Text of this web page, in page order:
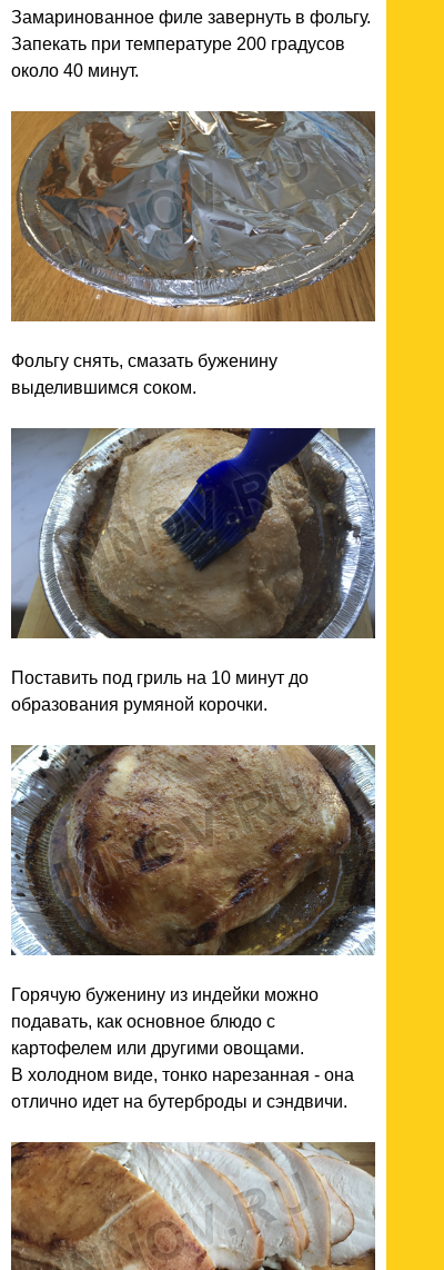
Замаринованное филе завернуть в фольгу.
Запекать при температуре 200 градусов
около 40 минут.
Фольгу снять, смазать буженину
выделившимся соком.
Поставить под гриль на 10 минут до
образования румяной корочки.
Горячую буженину из индейки можно
подавать, как основное блюдо с
картофелем или другими овощами.
В холодном виде, тонко нарезанная - она
отлично идет на бутерброды и сэндвичи.